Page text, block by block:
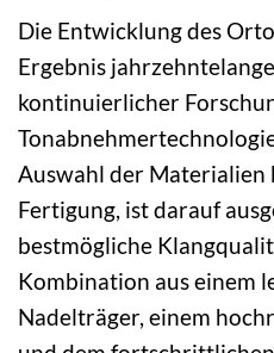
Die Entwicklung des
Ergebnis
kontinuierlicher
Auswahl der Materialien
Fertigung, ist darauf
bestmögliche
Kombination aus einem
Nadelträger, einem